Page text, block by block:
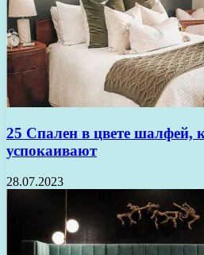
25 Спален в цвете шалфей,
успокаивают
28.07.2023